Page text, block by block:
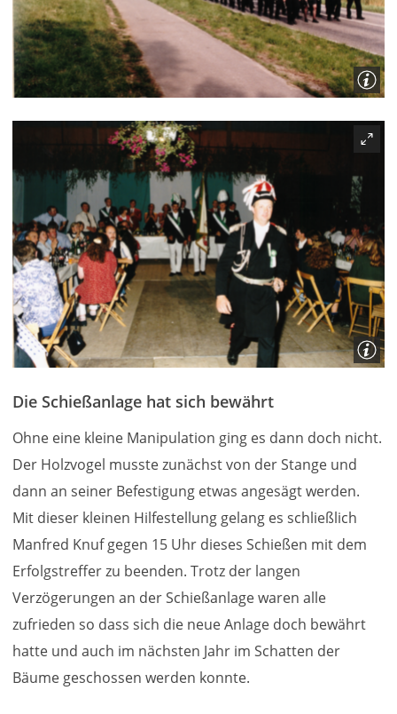
Die Schießanlage hat sich bewährt
Ohne eine kleine Manipulation ging es dann doch nicht.
Der Holzvogel musste zunächst von der Stange und
dann an seiner Befestigung etwas angesägt werden.
Mit dieser kleinen Hilfestellung gelang es schließlich
Manfred Knuf gegen 15 Uhr dieses Schießen mit dem
Erfolgstreffer zu beenden. Trotz der langen
Verzögerungen an der Schießanlage waren alle
zufrieden so dass sich die neue Anlage doch bewährt
hatte und auch im nächsten Jahr im Schatten der
Bäume geschossen werden konnte.